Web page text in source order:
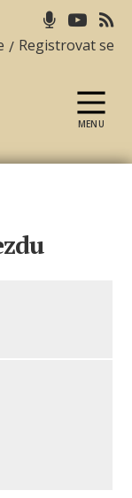
/ Registrovat se
MENU